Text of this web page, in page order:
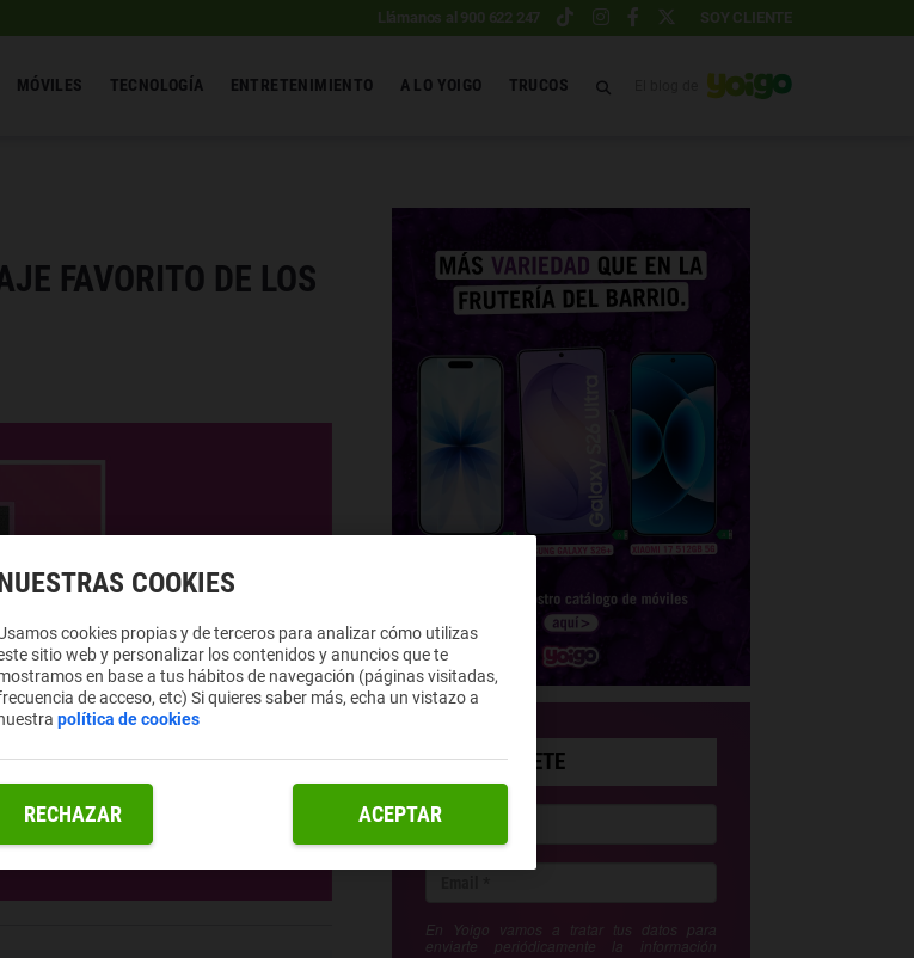
Llámanos al 900 622 247 SOY CLIENTE
MÓVILES TECNOLOGÍA ENTRETENIMIENTO A LO YOIGO TRUCOS
FAVORITO DE LOS
SUSCRÍBETE
En Yoigo vamos a tratar tus datos para
enviarte periódicamente la información
COOKIES
cookies propias y de terceros para analizar cómo utilizas
sitio web y personalizar los contenidos y anuncios que te
en base a tus hábitos de navegación (páginas visitadas,
de acceso, etc) Si quieres saber más, echa un vistazo a
política de cookies
RECHAZAR ACEPTAR